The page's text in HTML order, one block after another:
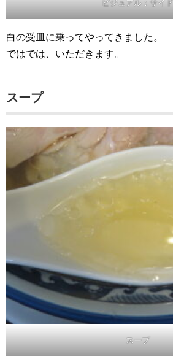
ビジュアル：サイド
白の受皿に乗ってやってきました。
ではでは、いただきます。
スープ
スープ